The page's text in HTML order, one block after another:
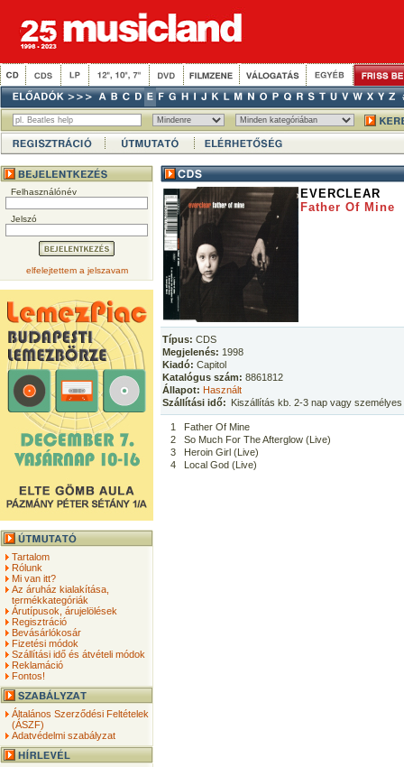
Felhasználónév
Jelszó
elfelejtettem a jelszavam
Tartalom
Rólunk
Mi van itt?
Az áruház kialakítása,
termékkategóriák
Árutípusok, árujelölések
Regisztráció
Bevásárlókosár
Fizetési módok
Szállítási idő és átvételi módok
Reklamáció
Fontos!
Általános Szerződési Feltételek
(ÁSZF)
Adatvédelmi szabályzat
EVERCLEAR
Father Of Mine
Típus: CDS
Megjelenés: 1998
Kiadó: Capitol
Katalógus szám: 8861812
Állapot: Használt
Szállítási idő: Kiszállítás kb. 2-3 nap vagy
1
Father Of Mine
2
So Much For The Afterglow (Live)
3
Heroin Girl (Live)
4
Local God (Live)